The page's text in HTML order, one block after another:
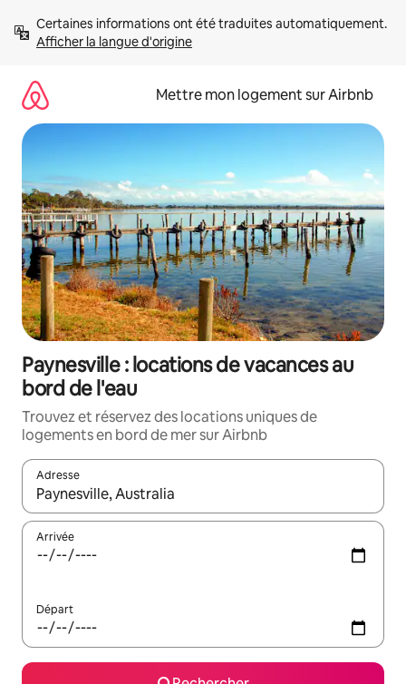
directement
Afficher la langue d'origine
Mettre mon logement sur Airbnb
Paynesville : locations de vacances au
bord de l'eau
Trouvez et réservez des locations uniques de
logements en bord de mer sur Airbnb
Adresse
Lorsque les résultats s'affichent, utilisez les flèches vers le
Arrivée
Départ